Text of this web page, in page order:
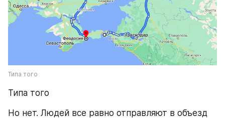
Типа того
Типа того
Но нет. Людей все равно отправляют в объезд